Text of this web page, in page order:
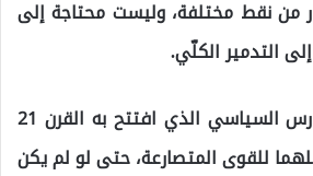
من نقط مختلفة، وليست محتاجة إلى
التدمير الكلّي.
وقد كان هذا هو الدرس السياسي الذي افتتح به القرن 21
للقوى المتصارعة، حتى لو لم يكن